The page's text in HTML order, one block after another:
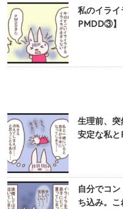
私のイライ
PMDD③
生理前、突
安定な私
自分でコ
ち込み。